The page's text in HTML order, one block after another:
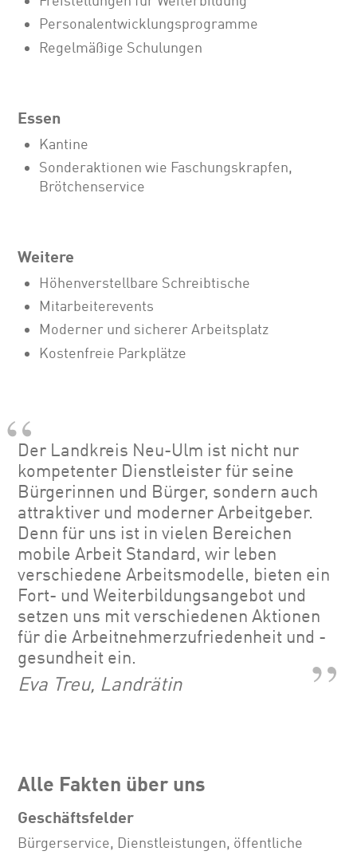
Personalentwicklungsprogramme
Regelmäßige Schulungen
Essen
Kantine
Sonderaktionen wie Faschungskrapfen,
Brötchenservice
Weitere
Höhenverstellbare Schreibtische
Mitarbeiterevents
Moderner und sicherer Arbeitsplatz
Kostenfreie Parkplätze
Der Landkreis Neu-Ulm ist nicht nur
kompetenter Dienstleister für seine
Bürgerinnen und Bürger, sondern auch
attraktiver und moderner Arbeitgeber.
Denn für uns ist in vielen Bereichen
mobile Arbeit Standard, wir leben
verschiedene Arbeitsmodelle, bieten ein
Fort- und Weiterbildungsangebot und
setzen uns mit verschiedenen Aktionen
für die Arbeitnehmerzufriedenheit und -
gesundheit ein.
Eva Treu, Landrätin
Alle Fakten über uns
Geschäftsfelder
Bürgerservice, Dienstleistungen, öffentliche